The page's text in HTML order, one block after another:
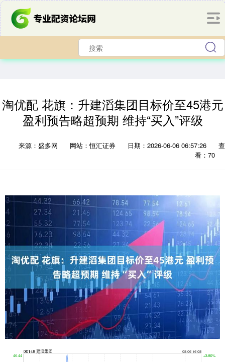
淘优配 花旗：升建滔集团目标价至45港元
盈利预告略超预期 维持“买入”评级
来源：盛多网 网站：恒汇证券 日期：2026-06-06 06:57:26
查
看：70